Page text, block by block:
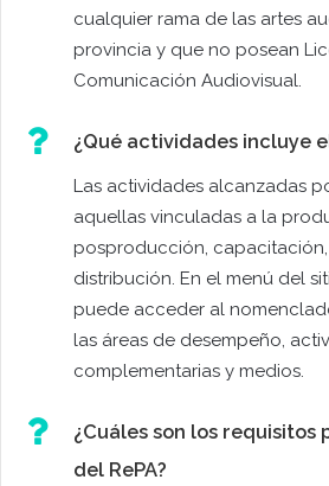
cualquier rama de las artes
provincia y que no posean
Comunicación Audiovisual.
¿Qué actividades incluye
Las actividades alcanzadas
aquellas vinculadas a la
posproducción,
distribución. En el menú del
puede acceder al
las áreas de desempeño,
complementarias y medios.
¿Cuáles son los
del RePA?